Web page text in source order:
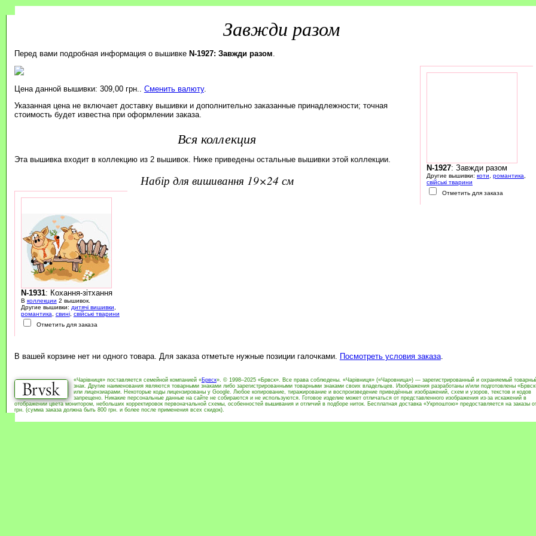
Завжди разом
Перед вами подробная информация о вышивке N-1927: Завжди разом
N-1927: Завжди разом
Другие вышивки: коти романтика
свійські тварини
Отметить для заказа
Цена данной вышивки: 309,00 грн.. Сменить валюту.
Указанная цена не включает доставку вышивки и дополнительно заказанные принадлежности; точная
стоимость будет известна при оформлении заказа.
Вся коллекция
Эта вышивка входит в коллекцию из 2 вышивок. Ниже приведены остальные вышивки этой коллекции.
набір для вишивання 19×24 см
N-1931: Кохання-зітхання
В коллекции 2 вышивок.
Другие вышивки: дитячі вишивки
романтика
свині, свійські тварини
Отметить для заказа
В вашей корзине нет ни одного товара. Для заказа отметьте нужные позиции галочками. Посмотреть условия заказа.
«Чарівниця» поставляется семейной компанией «Брвск». © 1998–2025 «Брвск». Все права соблюдены. «Чарівниця» («Чаровница») — зарегистрированный и охраняемый
знак. Другие наименования являются товарными знаками либо зарегистрированными товарными знаками своих владельцев. Изображения разработаны и/или подготовлены
или лицензиарами. Некоторые коды лицензированы у Google. Любое копирование, тиражирование и воспроизведение приведённых изображений, схем и узоров, текстов и кодов
запрещено. Никакие персональные данные на сайте не собираются и не используются. Готовое изделие может отличаться от представленного изображения из-за искажений в
отображении цвета монитором, небольших корректировок первоначальной схемы, особенностей вышивания и отличий в подборе ниток. Бесплатная доставка «Укрпоштою» предоставляется на заказы
грн. (сумма заказа должна быть 800 грн. и более после применения всех скидок).